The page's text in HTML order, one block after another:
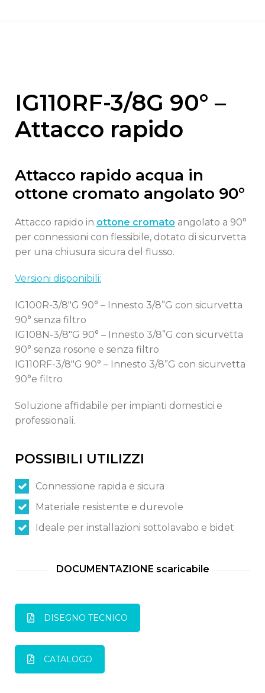
IG110RF-3/8G 90° –
Attacco rapido
Attacco rapido acqua in
ottone cromato angolato 90°
Attacco rapido in ottone cromato angolato a 90°
per connessioni con flessibile, dotato di sicurvetta
per una chiusura sicura del flusso.
Versioni disponibili:
IG100R-3/8″G 90° – Innesto 3/8”G con sicurvetta
90° senza filtro
IG108N-3/8″G 90° – Innesto 3/8”G con sicurvetta
90° senza rosone e senza filtro
IG110RF-3/8″G 90° – Innesto 3/8”G con sicurvetta
90°e filtro
Soluzione affidabile per impianti domestici e
professionali.
POSSIBILI UTILIZZI
Connessione rapida e sicura
Materiale resistente e durevole
Ideale per installazioni sottolavabo e bidet
DOCUMENTAZIONE scaricabile
DISEGNO TECNICO
CATALOGO